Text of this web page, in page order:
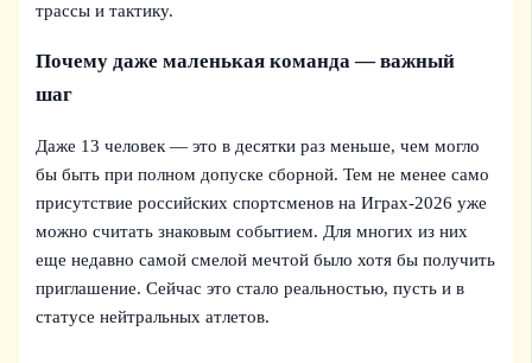
трассы и тактику.
Почему даже маленькая команда — важный
шаг
Даже 13 человек — это в десятки раз меньше, чем могло
бы быть при полном допуске сборной. Тем не менее само
присутствие российских спортсменов на Играх‑2026 уже
можно считать знаковым событием. Для многих из них
еще недавно самой смелой мечтой было хотя бы получить
приглашение. Сейчас это стало реальностью, пусть и в
статусе нейтральных атлетов.